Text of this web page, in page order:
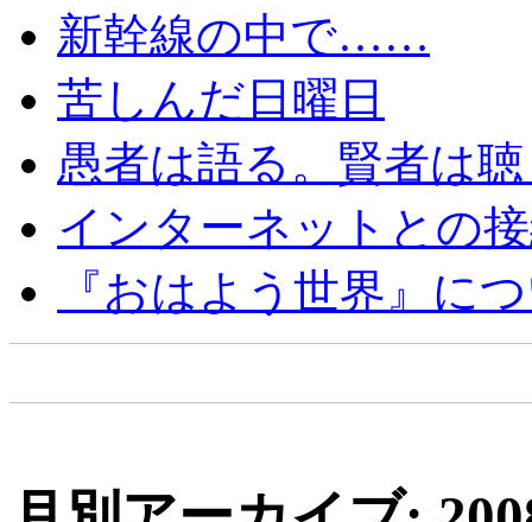
新幹線の中で……
苦しんだ日曜日
愚者は語る。賢者は
インターネットとの
『おはよう世界』に